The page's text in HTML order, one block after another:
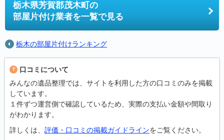
栃木県芳賀郡茂木町の
部屋片付け業者を一覧で見る
栃木の部屋片付けランキング
口コミについて
みんなの遺品整理では、サイトを利用した方の口コミのみを掲載
しています。
１件ずつ運営側で確認しているため、実際の支払い金額や間取り
がわかります。
詳しくは、 評価・口コミの掲載ガイドラインをご覧ください。